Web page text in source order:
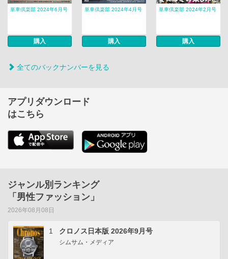
単車倶楽部 2024年6月号
購入
単車倶楽部 2024年4月号
購入
単車倶楽部 2024年2月号
購入
全てのバックナンバーを見る
アプリダウンロード
はこちら
ジャンル別ランキング
「男性ファッション」
2026年08月08日
1 クロノス日本版 2026年9月号
シムサム・メディア